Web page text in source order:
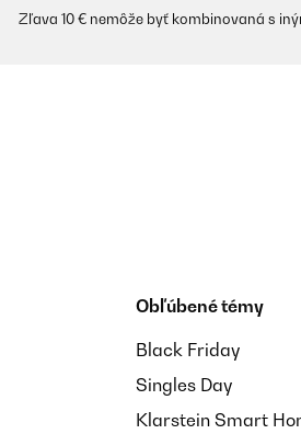
Zľava 10 € nemôže byť kombinovaná s
Obľúbené témy
Black Friday
Singles Day
Klarstein Smart